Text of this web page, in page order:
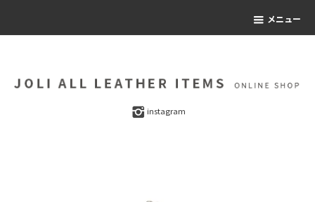
メニュー
instagram